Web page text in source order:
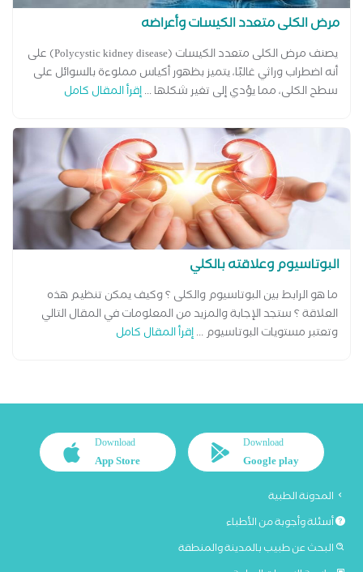
مرض الكلى متعدد الكيسات وأعراضه
يصنف مرض الكلى متعدد الكيسات (Polycystic kidney disease) على
أنه اضطراب وراثي غالبًا، يتميز بظهور أكياس مملوءة بالسوائل على
سطح الكلى، مما يؤدي إلى تغير شكلها ...إقرأ المقال كامل
البوتاسيوم وعلاقته بالكلي
ما هو الرابط بين البوتاسيوم والكلى ؟ وكيف يمكن تنظيم هذه
العلاقة ؟ ستجد الإجابة والمزيد من المعلومات في المقال التالي
وتعتبر مستويات البوتاسيوم ...إقرأ المقال كامل
Download
Google play
Download
App Store
المدونة الطبية
أسئلة وأجوبة من الأطباء
البحث عن طبيب بالمدينة والمنطقة